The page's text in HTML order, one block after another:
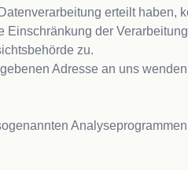
erteilt haben,
Einschränkung der
zu.
Adresse an uns